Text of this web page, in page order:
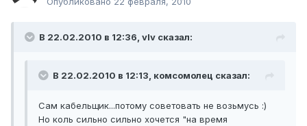
В 22.02.2010 в 12:36, vIv сказал:
В 22.02.2010 в 12:13, комсомолец сказал:
Сам кабельщик...потому советовать не возьмусь :)
Но коль сильно сильно хочется "на время